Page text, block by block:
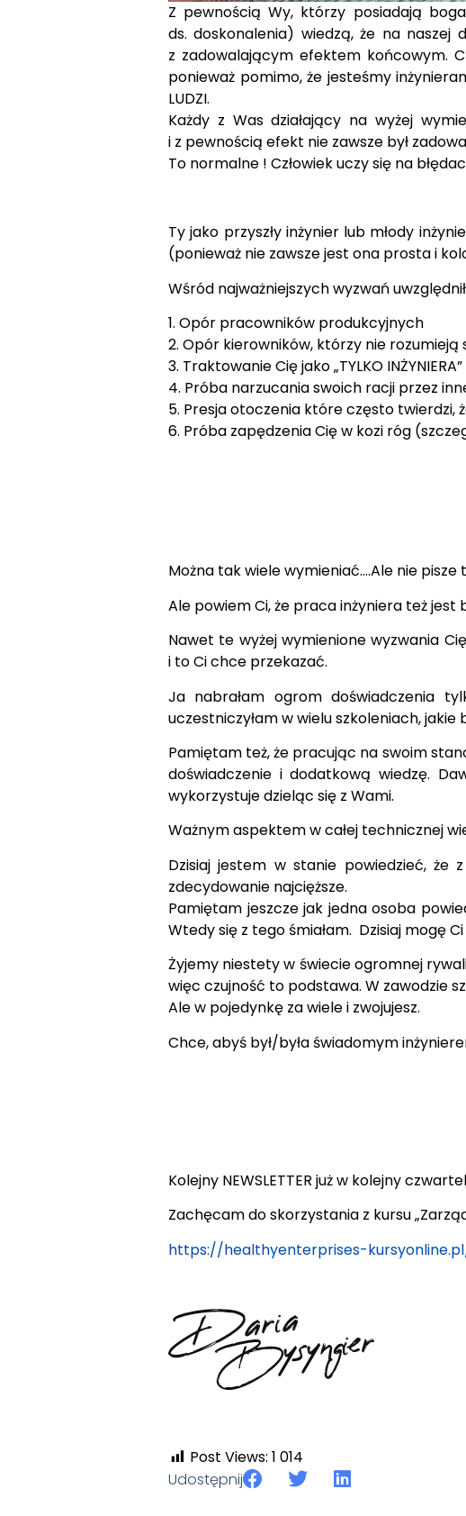
Z pewnością Wy, którzy posiadają
ds. doskonalenia) wiedzą, że na
z zadowalającym efektem końcowym.
ponieważ pomimo, że jesteśmy
LUDZI.
Każdy z Was działający na wyżej
i z pewnością efekt nie zawsze był
To normalne ! Człowiek uczy się na
Ty jako przyszły inżynier lub młody
(ponieważ nie zawsze jest ona prosta i
Wśród najważniejszych wyzwań
1. Opór pracowników produkcyjnych
2. Opór kierowników, którzy nie
3. Traktowanie Cię jako „TYLKO
4. Próba narzucania swoich racji przez
5. Presja otoczenia które często twierdzi,
6. Próba zapędzenia Cię w kozi róg
Można tak wiele wymieniać….Ale nie
Ale powiem Ci, że praca inżyniera też
Nawet te wyżej wymienione wyzwania
i to Ci chce przekazać.
Ja nabrałam ogrom doświadczenia
uczestniczyłam w wielu szkoleniach,
Pamiętam też, że pracując na swoim
doświadczenie i dodatkową wiedzę.
wykorzystuje dzieląc się z Wami.
Ważnym aspektem w całej technicznej
Dzisiaj jestem w stanie powiedzieć, że
zdecydowanie najcięższe.
Pamiętam jeszcze jak jedna osoba
Wtedy się z tego śmiałam. Dzisiaj mogę
Żyjemy niestety w świecie ogromnej
więc czujność to podstawa. W zawodzie
Ale w pojedynkę za wiele i zwojujesz.
Chce, abyś był/była świadomym
Kolejny NEWSLETTER już w kolejny
Zachęcam do skorzystania z kursu
https://healthyenterprises-
Post Views: 1 014
Udostępnij